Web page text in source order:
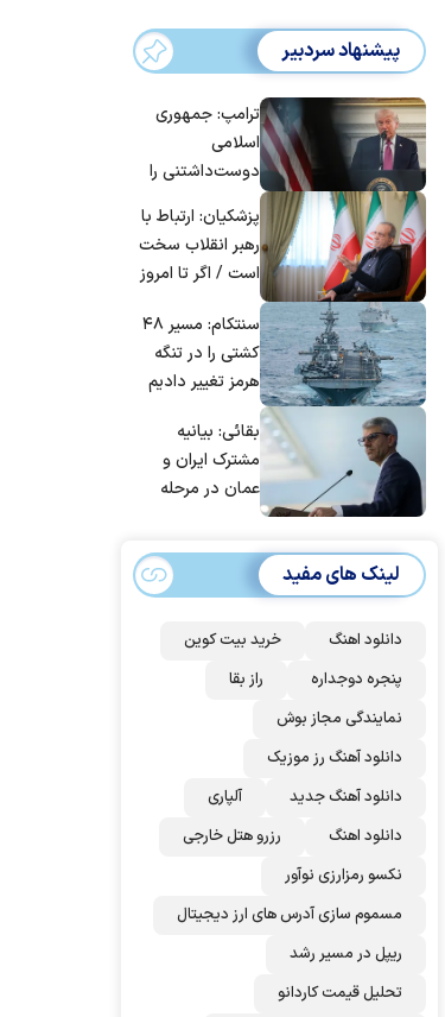
پیشنهاد سردبیر
ترامپ: جمهوری
اسلامی
دوست‌داشتنی را
برای بزرگ‌ترین
حمله آماده بودیم
| غنائم از آنِ فاتح
است، درست
است؟
پزشکیان: ارتباط با
رهبر انقلاب سخت
است / اگر تا امروز
مردم ایران استسنتکام: مسیر ۴۸
کشتی را در تنگه
هرمز تغییر دادیم
بقائی: بیانیه
مشترک ایران و
عمان در مرحله
برای سفر به قطر و
پاکستان نداریم
لینک های مفید
دانلود اهنگ
خرید بیت کوین
پنجره دوجداره
راز بقا
نمایندگی مجاز بوش
دانلود آهنگ رز‌ موزیک
دانلود آهنگ جدید
آلپاری
دانلود اهنگ
رزرو هتل خارجی
نکسو رمزارزی نوآور
مسموم سازی آدرس های ارز دیجیتال
ریپل در مسیر رشد
تحلیل قیمت کاردانو